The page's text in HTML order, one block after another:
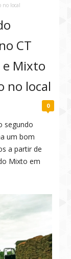
no local
CT
e Mixto
no local
0
segundo
um bom
a partir de
Mixto em